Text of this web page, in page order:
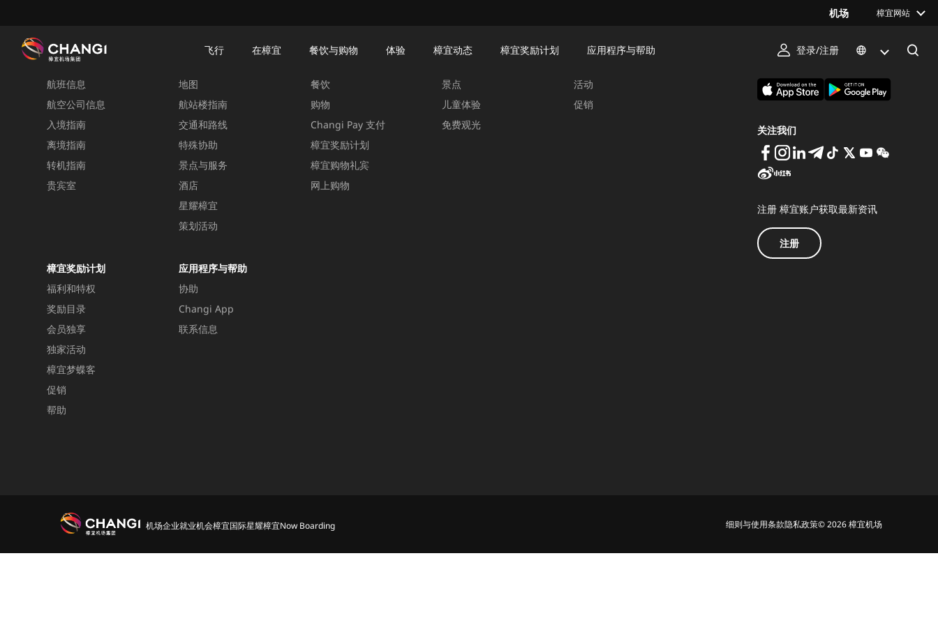
机场 樟宜网站
飞行 在樟宜 餐饮与购物 体验 樟宜动态 樟宜奖励计划 应用程序与帮助 登录/注册
飞行
航班信息
航空公司信息
入境指南
离境指南
转机指南
贵宾室
地图
航站楼指南
交通和路线
特殊协助
景点与服务
酒店
星耀樟宜
策划活动
餐饮
购物
Changi Pay 支付
樟宜奖励计划
樟宜购物礼宾
网上购物
景点
儿童体验
免费观光
活动
促销
樟宜奖励计划
福利和特权
奖励目录
会员独享
独家活动
樟宜梦蝶客
促销
帮助
应用程序与帮助
协助
Changi App
联系信息
关注我们
注册 樟宜账户获取最新资讯
注册
机场企业就业机会樟宜国际星耀樟宜Now Boarding 细则与使用条款隐私政策© 2026 樟宜机场